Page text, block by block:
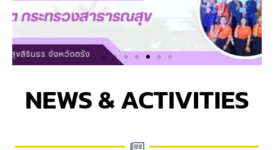
NEWS & ACTIVITIES